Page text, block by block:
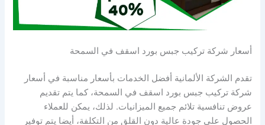
أسعار شركة تركيب جبس بورد اسقف في السمحة
تقدم الشركة الألمانية أفضل الخدمات بأسعار مناسبة في أسعار
شركة تركيب جبس بورد اسقف في السمحة، كما يتم تقديم
عروض تنافسية تلائم جميع الميزانيات. لذلك، يمكن للعملاء
الحصول على جودة عالية دون القلق من التكلفة، أيضا يتم توفير